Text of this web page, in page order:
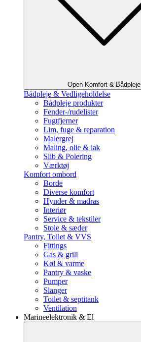
Open Komfort & Bådpleje
Bådpleje & Vedligeholdelse
Bådpleje produkter
Fender-/rudelister
Fugtfjerner
Lim, fuge & reparation
Malergrej
Maling, olie & lak
Slib & Polering
Værktøj
Komfort ombord
Borde
Diverse komfort
Hynder & madras
Interiør
Service & tekstiler
Stole & sæder
Pantry, Toilet & VVS
Fittings
Gas & grill
Køl & varme
Pantry & vaske
Pumper
Slanger
Toilet & septitank
Ventilation
Marineelektronik & El